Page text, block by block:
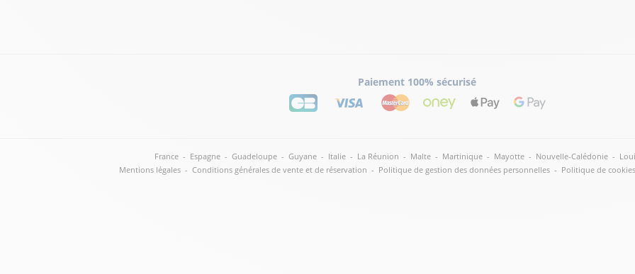
Paiement 100% sécurisé
France - Espagne - Guadeloupe - Guyane - Italie - La Réunion - Malte - Martinique - Mayotte - Nouvelle-Calédonie -
Mentions légales - Conditions générales de vente et de réservation - Politique de gestion des données personnelles - Politique de cookies